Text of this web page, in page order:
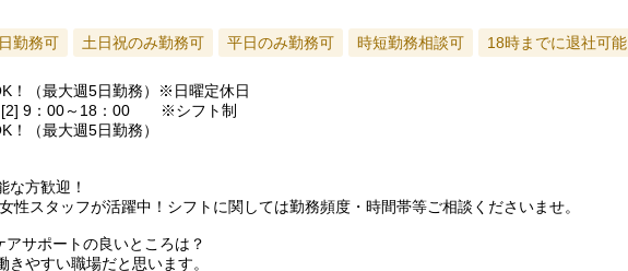
勤務可 土日祝のみ勤務可 平日のみ勤務可 時短勤務相談可 18時までに退社可能
！（最大週5日勤務）※日曜定休日
[2] 9：00～18：00 ※シフト制
！（最大週5日勤務）
方歓迎！
性スタッフが活躍中！シフトに関しては勤務頻度・時間帯等ご相談くださいませ。
サポートの良いところは？
やすい職場だと思います。